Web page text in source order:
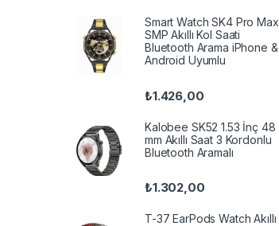
Smart Watch SK4 Pro Max
SMP Akıllı Kol Saati
Bluetooth Arama iPhone &
Android Uyumlu
₺1.426,00
Kalobee SK52 1.53 İnç 48
mm Akıllı Saat 3 Kordonlu
Bluetooth Aramalı
₺1.302,00
T-37 EarPods Watch Akıllı